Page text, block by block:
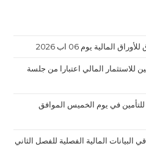
المالية يوم 06 اب 2026
للاستثمار المالي اعتبارا من جلسة
للتأمين في يوم الخميس الموافق
المالية الفصلية للفصل الثاني